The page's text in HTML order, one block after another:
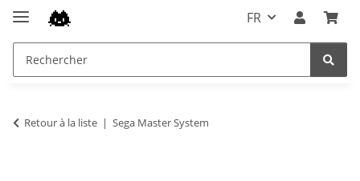
FR
Retour à la liste Sega Master System